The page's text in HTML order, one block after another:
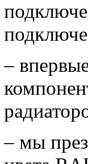
–
– мы